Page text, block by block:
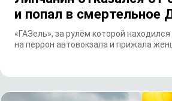
и попал в смертельное
«ГАЗель», за рулём которой
на перрон автовокзала и прижала